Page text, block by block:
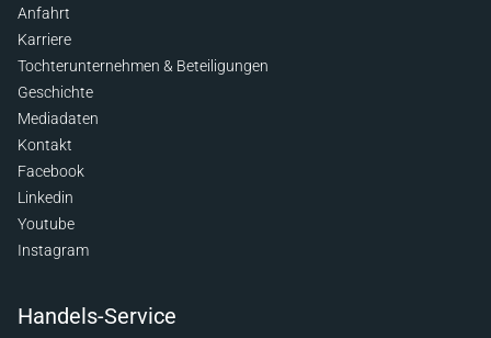
Anfahrt
Karriere
Tochterunternehmen & Beteiligungen
Geschichte
Mediadaten
Kontakt
Facebook
Linkedin
Youtube
Instagram
Handels-Service